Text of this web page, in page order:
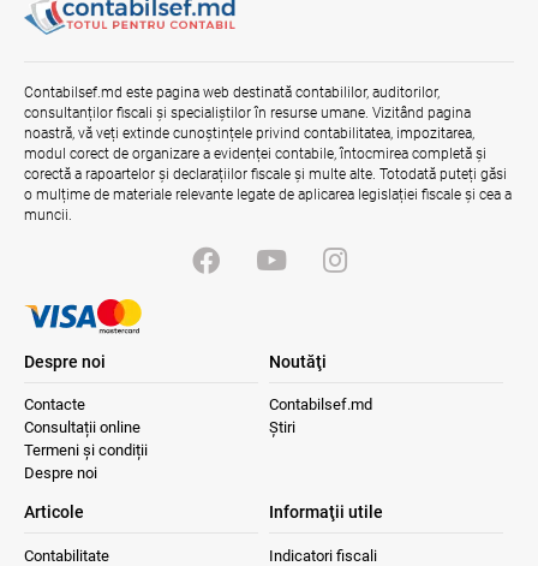
06.08.2026
Misiune oficială în cadrul proiectului
reformei finanțelor publice și a
administrării fiscale pentru aderarea la
UE
04.08.2026 Serviciul Fiscal de Stat
Contabilsef.md este pagina web destinată contabililor, auditorilor,
consultanților fiscali și specialiștilor în resurse umane. Vizitând pagina
noastră, vă veți extinde cunoștințele privind contabilitatea, impozitarea,
modul corect de organizare a evidenței contabile, întocmirea completă și
corectă a rapoartelor și declarațiilor fiscale și multe alte. Totodată puteți găsi
o mulțime de materiale relevante legate de aplicarea legislației fiscale și cea a
muncii.
Despre noi
Contacte
Consultații online
Termeni și condiții
Despre noi
Noutăţi
Contabilsef.md
Știri
Articole
Contabilitate
Informaţii utile
Indicatori fiscali